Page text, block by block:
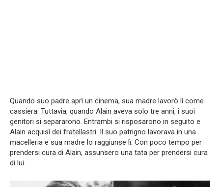
Quando suo padre aprì un cinema, sua madre lavorò lì come
cassiera. Tuttavia, quando Alain aveva solo tre anni, i suoi
genitori si separarono. Entrambi si risposarono in seguito e
Alain acquisì dei fratellastri. Il suo patrigno lavorava in una
macelleria e sua madre lo raggiunse lì. Con poco tempo per
prendersi cura di Alain, assunsero una tata per prendersi cura
di lui.